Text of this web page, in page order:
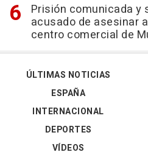
Prisión comunicada y
acusado de asesinar
centro comercial de
ÚLTIMAS NOTICIAS
ESPAÑA
INTERNACIONAL
DEPORTES
VÍDEOS